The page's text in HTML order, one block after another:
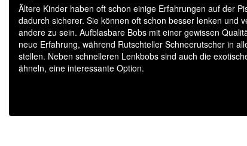
Ältere Kinder haben oft schon einige Erfahrungen auf der
dadurch sicherer. Sie können oft schon besser lenken und
andere zu sein. Aufblasbare Bobs mit einer gewissen
neue Erfahrung, während Rutschteller Schneerutscher in
stellen. Neben schnelleren Lenkbobs sind auch die
ähneln, eine interessante Option.